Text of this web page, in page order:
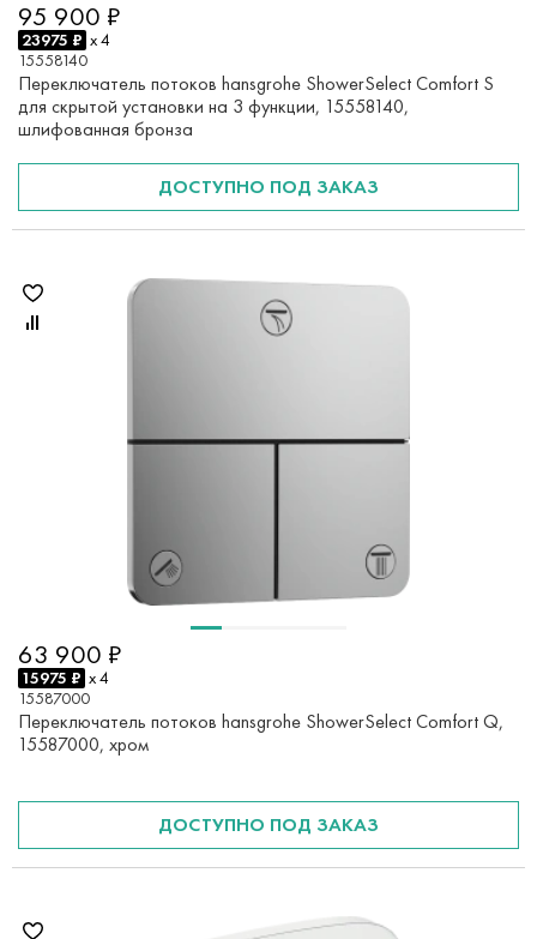
95 900 ₽
23975 ₽ x 4
15558140
Переключатель потоков hansgrohe ShowerSelect Comfort S
для скрытой установки на 3 функции, 15558140,
шлифованная бронза
ДОСТУПНО ПОД ЗАКАЗ
63 900 ₽
15975 ₽ x 4
15587000
Переключатель потоков hansgrohe ShowerSelect Comfort Q,
15587000, хром
ДОСТУПНО ПОД ЗАКАЗ